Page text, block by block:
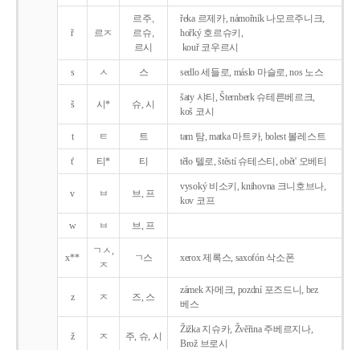
ř 르ㅈ
르주,
르슈,
르시
řeka 르제카, námořník 나모르주니크,
hořký 호르슈키,
kouř 코우르시
s ㅅ 스 sedlo 세들로, máslo 마슬로, nos 노스
š 시* 슈, 시
šaty 샤티, Šternberk 슈테른베르크,
koš 코시
t ㅌ 트 tam 탐, matka 마트카, bolest 볼레스트
t' 티* 티 tělo 텔로, štěstí 슈테스티, obět' 오베티
v ㅂ 브, 프
vysoký 비소키, knihovna 크니호브나,
kov 코프
w ㅂ 브, 프
x**
ㄱㅅ,
ㅈ
ㄱ스 xerox 제록스, saxofón 삭소폰
z ㅈ 즈, 스
zámek 자메크, pozdní 포즈드니, bez
베스
ž ㅈ 주, 슈, 시
Žižka 지슈카, Žvěřina 주베르지나,
Brož 브로시